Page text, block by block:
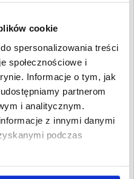
cookie
spersonalizowania treści
społecznościowe i
Informacje o tym, jak
partnerom
i analitycznym.
z innymi danymi
podczas
6 929,90 PLN
13 lipca
2025
16 045,34 PLN
10 966,01 PLN
25 czerwca